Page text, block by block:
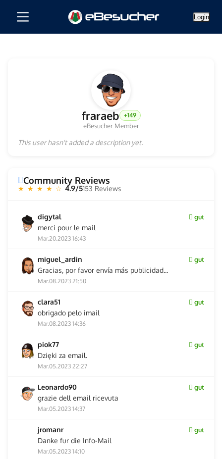
Login
fraraeb +149
eBesucher Member
This user hasn't added a description yet.
Community Reviews
★ ★ ★ ★ ☆ 4.9/5153 Reviews
digytal gut
merci pour le mail
Mar.20.2023 16:43
miguel_ardin gut
Gracias, por favor envía más publicidad...
Mar.08.2023 21:50
clara51 gut
obrigado pelo imail
Mar.08.2023 14:36
piok77 gut
Dzięki za email.
Mar.05.2023 22:27
Leonardo90 gut
grazie dell email ricevuta
Mar.05.2023 14:37
jromanr gut
Danke fur die Info-Mail
Mar.05.2023 14:10